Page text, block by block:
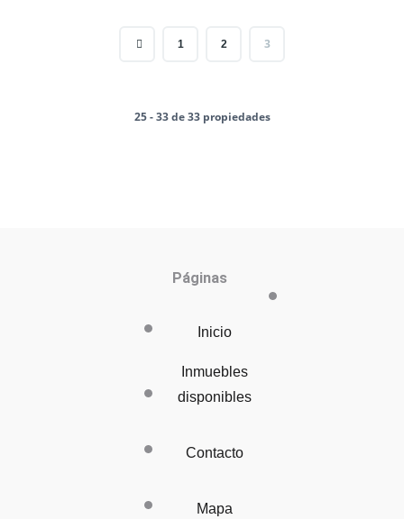
1 2 3
25 - 33 de 33 propiedades
Páginas
Inicio
Inmuebles
disponibles
Contacto
Mapa